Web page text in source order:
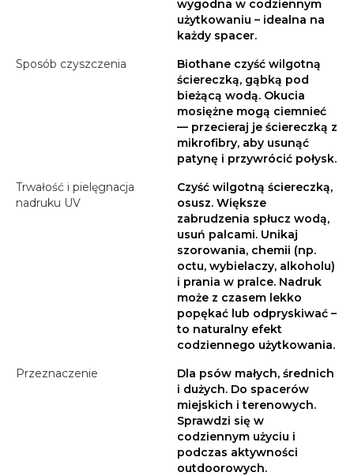
wygodna w codziennym
użytkowaniu – idealna na
każdy spacer.
Sposób czyszczenia
Biothane czyść wilgotną
ściereczką, gąbką pod
bieżącą wodą. Okucia
mosiężne mogą ciemnieć
— przecieraj je ściereczką z
mikrofibry, aby usunąć
patynę i przywrócić połysk.
Trwałość i pielęgnacja
nadruku UV
Czyść wilgotną ściereczką,
osusz. Większe
zabrudzenia spłucz wodą,
usuń palcami. Unikaj
szorowania, chemii (np.
octu, wybielaczy, alkoholu)
i prania w pralce. Nadruk
może z czasem lekko
popękać lub odpryskiwać –
to naturalny efekt
codziennego użytkowania.
Przeznaczenie
Dla psów małych, średnich
i dużych. Do spacerów
miejskich i terenowych.
Sprawdzi się w
codziennym użyciu i
podczas aktywności
outdoorowych.